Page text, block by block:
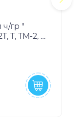
гр "
Т, ТМ-2, М,